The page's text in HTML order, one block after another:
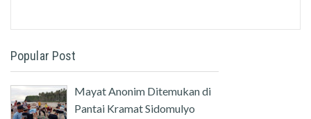
Popular Post
Mayat Anonim Ditemukan di
Pantai Kramat Sidomulyo